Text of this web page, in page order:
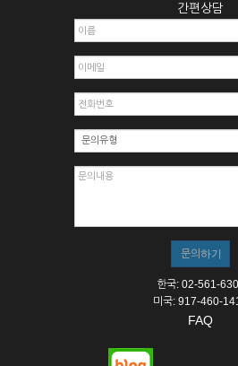
3. 경쟁 관게에 있는 이용자가 신청할 경
4. 타인의 서비스 이용을 방해하거나,
6. 이용자가 영업활동 또는 부정한 용도
7. 회사의 정보를 사전 승낙 없이 전재,
8. 기타 회사가 정한 제반 사항을 위반
제5조 (서비스의 이용 및 중지)
② 시스템 점검, 교체 및 고장, 기술적인
스가 불가능할 경우 회사는 사전 공지
부 또는 일부를 일시적 또는 영구적으로
③ 기타 회사는 서비스를 제공할 수 없
④ 회사는 제 2항 및 제 3항의 사유로
여 배상하지 않습니다.
간편상담
한국: 02-561-
미국: 917-460-
FAQ